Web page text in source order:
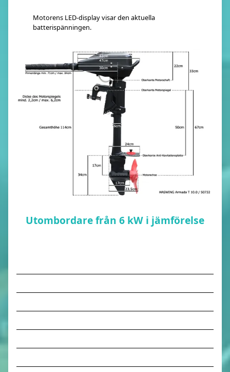
Motorens LED-display visar den aktuella
batterispänningen.
Utombordare från 6 kW i jämförelse